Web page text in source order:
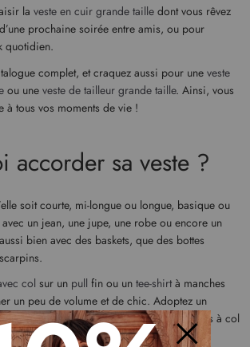
la veste en cuir grande taille dont vous rêvez
prochaine soirée entre amis, ou pour
quotidien.
complet, et craquez aussi pour une veste
ou une veste de tailleur grande taille. Ainsi, vous
à tous vos moments de vie !
accorder sa veste ?
soit courte, mi-longue ou longue, basique ou
un jean, une jupe, une robe ou encore un
bien avec des baskets, que des bottes
col sur un pull fin ou un tee-shirt à manches
un peu de volume et de chic. Adoptez un
mettre en valeur vos chemises ou vos pulls à col